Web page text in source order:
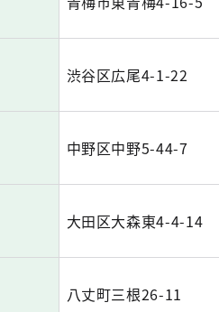
渋谷区広尾4-1-22
中野区中野5-44-7
大田区大森東4-4-14
八丈町三根26-11